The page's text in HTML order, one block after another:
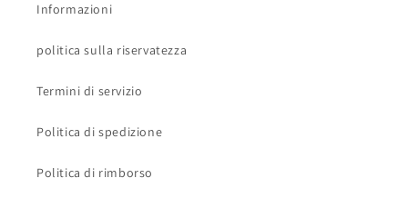
Informazioni
politica sulla riservatezza
Termini di servizio
Politica di spedizione
Politica di rimborso